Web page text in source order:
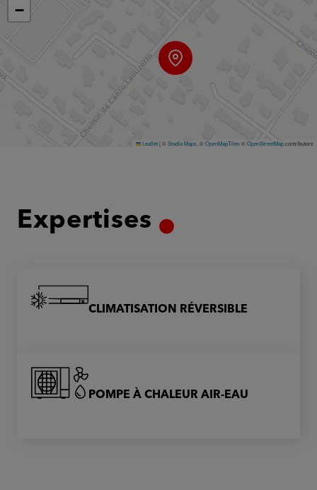
−
Leaflet| ©Stadia Maps , ©OpenMapTiles©OpenStreetMapcontributors
Expertises
CLIMATISATION RÉVERSIBLE
POMPE À CHALEUR AIR-EAU